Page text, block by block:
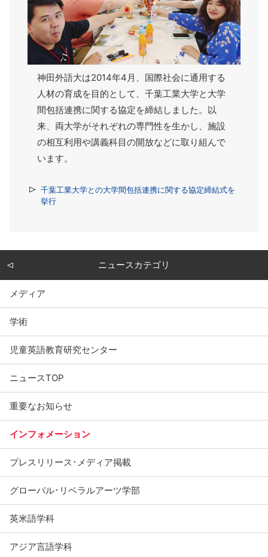
神田外語大は2014年4月、国際社会に通用する
人材の育成を目的として、千葉工業大学と大学
間包括連携に関する協定を締結しました。以
来、両大学がそれぞれの専門性を生かし、施設
の相互利用や講義科目の開放などに取り組んで
います。
千葉工業大学との大学間包括連携に関する協定締結式を
挙行
ニュースカテゴリ
メディア
学術
児童英語教育研究センター
ニュースTOP
重要なお知らせ
インフォメーション
プレスリリース･メディア掲載
グローバル･リベラルアーツ学部
英米語学科
アジア言語学科